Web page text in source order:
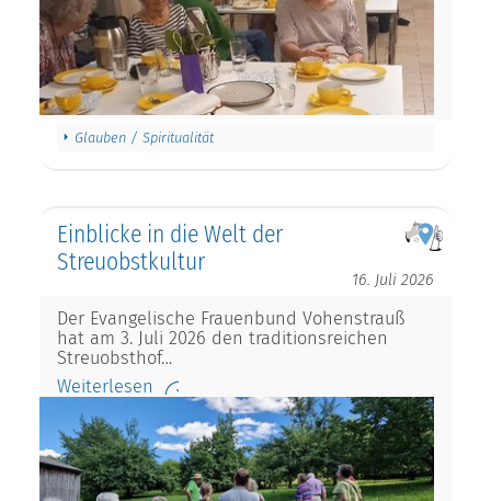
Glauben / Spiritualität
Einblicke in die Welt der
Streuobstkultur
16. Juli 2026
Der Evangelische Frauenbund Vohenstrauß
hat am 3. Juli 2026 den traditionsreichen
Streuobsthof…
Weiterlesen